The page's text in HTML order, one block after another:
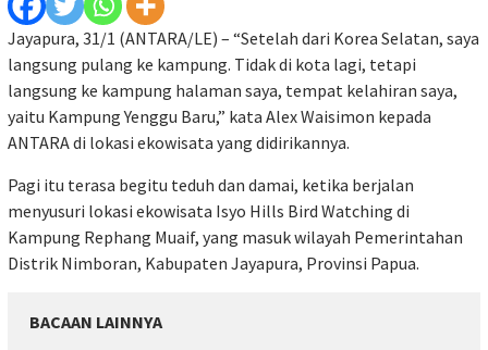
Jayapura, 31/1 (ANTARA/LE) – “Setelah dari Korea Selatan, saya
langsung pulang ke kampung. Tidak di kota lagi, tetapi
langsung ke kampung halaman saya, tempat kelahiran saya,
yaitu Kampung Yenggu Baru,” kata Alex Waisimon kepada
ANTARA di lokasi ekowisata yang didirikannya.
Pagi itu terasa begitu teduh dan damai, ketika berjalan
menyusuri lokasi ekowisata Isyo Hills Bird Watching di
Kampung Rephang Muaif, yang masuk wilayah Pemerintahan
Distrik Nimboran, Kabupaten Jayapura, Provinsi Papua.
BACAAN LAINNYA